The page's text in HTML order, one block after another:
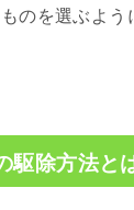
のを選ぶよう
駆除方法と